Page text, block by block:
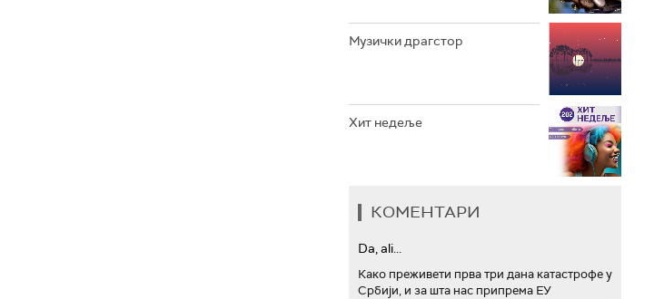
Музички драгстор
Хит недеље
КОМЕНТАРИ
Da, ali...
Како преживети прва три дана катастрофе у
Србији, и за шта нас припрема ЕУ